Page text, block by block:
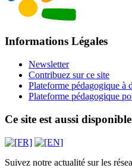
Informations Légales
Newsletter
Contribuez sur ce site
Plateforme pédagogique à
Plateforme pédagogique
Ce site est aussi
Suivez notre actualité sur les